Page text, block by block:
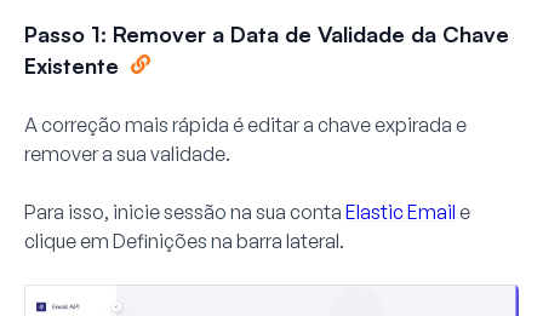
Passo 1: Remover a Data de Validade da Chave
Existente
A correção mais rápida é editar a chave expirada e
remover a sua validade.
Para isso, inicie sessão na sua conta Elastic Email e
clique em Definições na barra lateral.